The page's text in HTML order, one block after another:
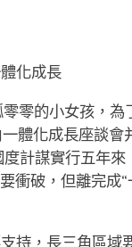
化成長
零的小女孩，
體化成長座談
度計謀實行五年
衝破，但離完成
持，長三角區